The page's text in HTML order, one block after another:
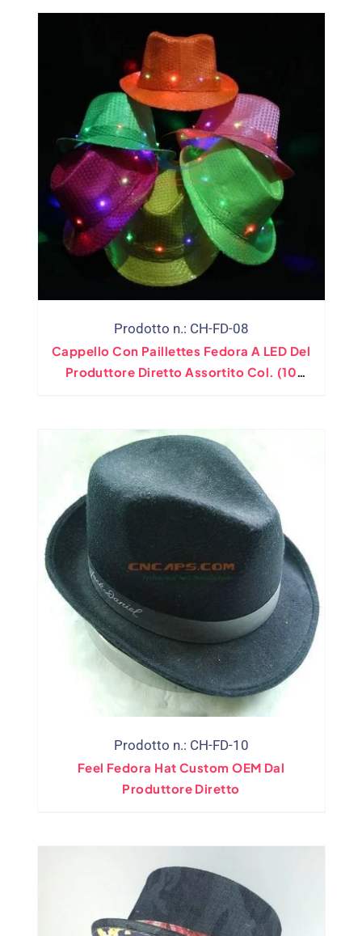
Prodotto n.: CH-FD-08
Cappello Con Paillettes Fedora A LED Del
Produttore Diretto Assortito Col. (10
Prodotto n.: CH-FD-10
Feel Fedora Hat Custom OEM Dal
Produttore Diretto